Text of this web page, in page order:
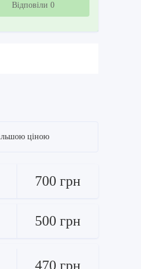
Відповіли 0
ціною
700 грн
500 грн
470 грн